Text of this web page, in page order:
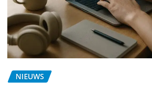
NIEUWS